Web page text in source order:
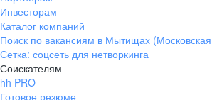
Инвесторам
Каталог компаний
Поиск по вакансиям в Мытищах (Московская
Сетка: соцсеть для нетворкинга
Соискателям
hh PRO
Готовое резюме